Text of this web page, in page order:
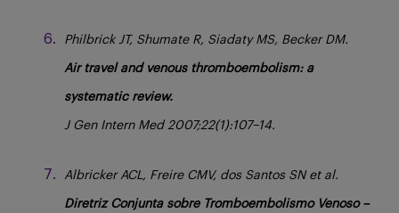
Philbrick JT, Shumate R, Siadaty MS, Becker DM.
Air travel and venous thromboembolism: a
systematic review.
J Gen Intern Med 2007;22(1):107–14.
Albricker ACL, Freire CMV, dos Santos SN et al.
Diretriz Conjunta sobre Tromboembolismo Venoso –